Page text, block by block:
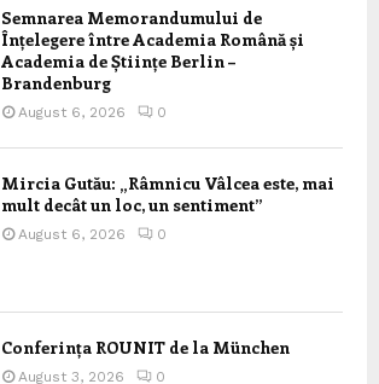
Semnarea Memorandumului de
Înțelegere între Academia Română și
Academia de Științe Berlin –
Brandenburg
August 6, 2026 0
Mircia Gutău: „Râmnicu Vâlcea este, mai
mult decât un loc, un sentiment”
August 6, 2026 0
Conferința ROUNIT de la München
August 3, 2026 0